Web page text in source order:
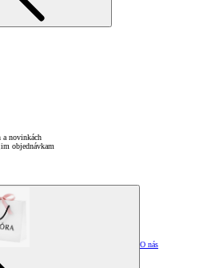
a novinkách
objednávkam
O nás